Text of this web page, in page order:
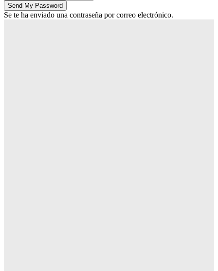
Se te ha enviado una contraseña por correo electrónico.